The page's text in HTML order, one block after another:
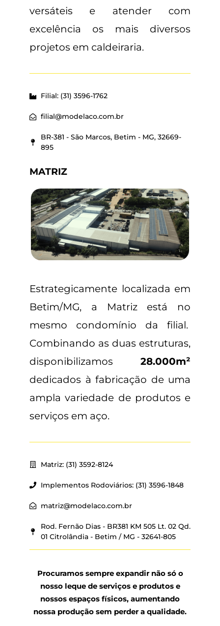
versáteis e atender com
excelência os mais diversos
projetos em caldeiraria.
Filial: (31) 3596-1762
filial@modelaco.com.br
BR-381 - São Marcos, Betim - MG, 32669-
895
MATRIZ
Estrategicamente localizada em
Betim/MG, a Matriz está no
mesmo condomínio da filial.
Combinando as duas estruturas,
disponibilizamos 28.000m²
dedicados à fabricação de uma
ampla variedade de produtos e
serviços em aço.
Matriz: (31) 3592-8124
Implementos Rodoviários: (31) 3596-1848
matriz@modelaco.com.br
Rod. Fernão Dias - BR381 KM 505 Lt. 02 Qd.
01 Citrolândia - Betim / MG - 32641-805
Procuramos sempre expandir não só o
nosso leque de serviços e produtos e
nossos espaços físicos, aumentando
nossa produção sem perder a qualidade.